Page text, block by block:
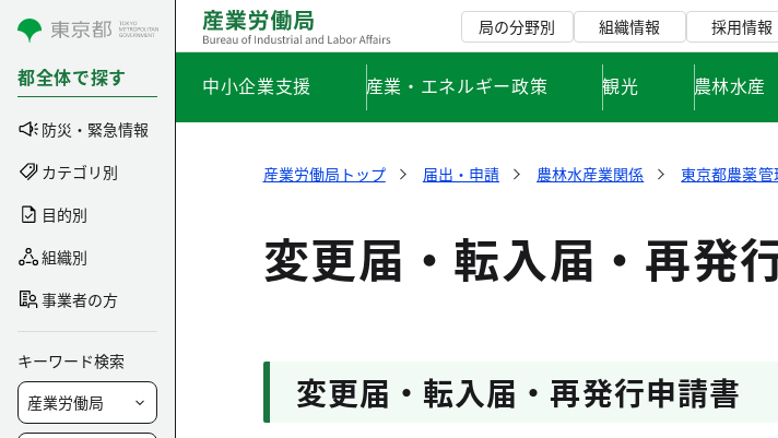
コンテンツにスキップ
都全体で探す
防災・緊急情報
カテゴリ別
目的別
組織別
事業者の方
キーワード検索
局の分野別 組織情報 採用情報
中小企業支援 産業・エネルギー政策 観光 農林水産
産業労働局トップ 届出・申請 農林水産業関係 東京都農薬
変更届・転入届・再発
変更届・転入届・再発行申請書